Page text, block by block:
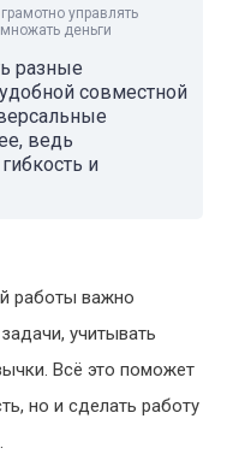
управлять
деньги
разные
совместной
ведь
и
работы важно
учитывать
Всё это поможет
но и сделать работу